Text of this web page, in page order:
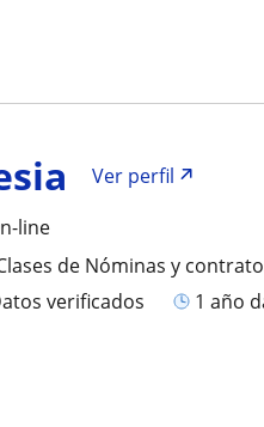
Ver perfil
line
de Nóminas y
Datos verificados
1 año